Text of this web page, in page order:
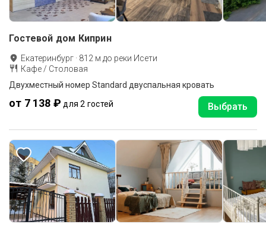
Гостевой дом Киприн
Екатеринбург · 812 м до реки Исети
Кафе / Столовая
Двухместный номер Standard двуспальная кровать
от 7 138 ₽ для 2 гостей Выбрать